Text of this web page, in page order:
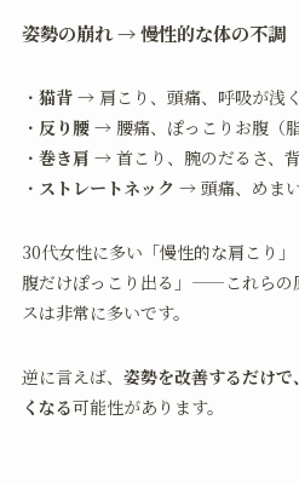
姿勢の崩れ → 慢性的な体の不調
・ 猫背→ 肩こり、頭痛、呼吸が浅
・ 反り腰→ 腰痛、ぽっこりお腹（
・ 巻き肩 → 首こり、腕のだるさ、
・ ストレートネック → 頭痛、めま
30代女性に多い「慢性的な肩こり
腹だけぽっこり出る」——これらの
スは非常に多いです。
逆に言えば、 姿勢を改善するだけ
くなる可能性があります。